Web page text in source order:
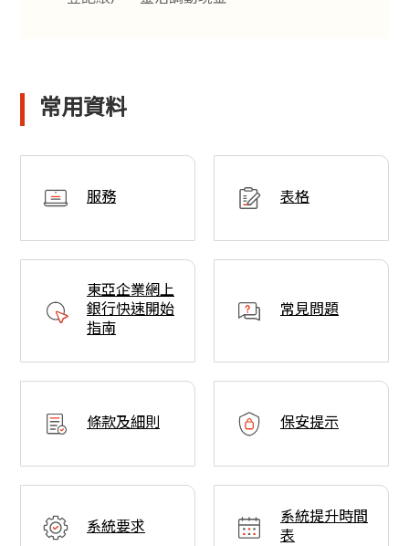
常用資料
服務 表格
東亞企業網上
銀行快速開始
指南
常見問題
條款及細則 保安提示
系統要求
系統提升時間
表